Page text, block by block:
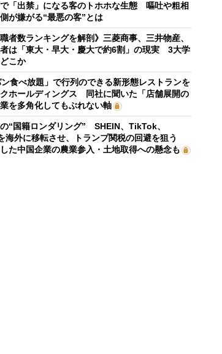
「出禁」になる客のトホホな生態 嘔吐や粗相
が嫌がる“最悪の客”とは
者数ランキングを解剖》三菱商事、三井物産、
は「東大・早大・慶大で約6割」の現実 3大学
こか
ン食べ放題」で行列のできる新形態レストランを
ホールディングス 同社に聞いた「店舗展開の
を多角化してもぶれない軸
“国籍ロンダリング” SHEIN、TikTok、
海外に移転させ、トランプ関税の回避を狙う
た中国企業の農業参入・土地取得への懸念も